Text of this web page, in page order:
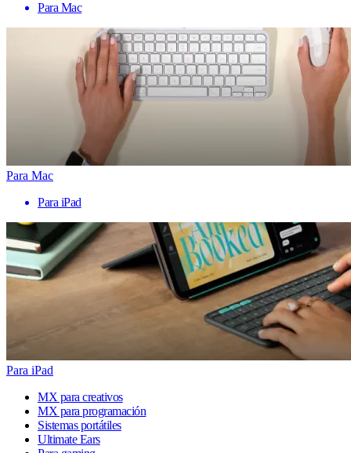
Para Mac
Para Mac
Para iPad
Para iPad
MX para creativos
MX para programación
Sistemas portátiles
Ultimate Ears